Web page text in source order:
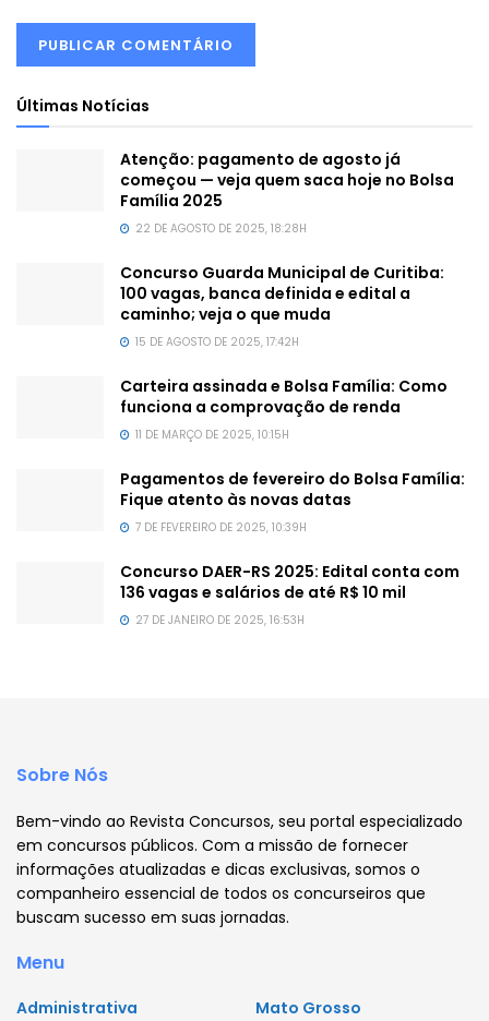
Últimas Notícias
Atenção: pagamento de agosto já
começou — veja quem saca hoje no Bolsa
Família 2025
22 DE AGOSTO DE 2025, 18:28H
Concurso Guarda Municipal de Curitiba:
100 vagas, banca definida e edital a
caminho; veja o que muda
15 DE AGOSTO DE 2025, 17:42H
Carteira assinada e Bolsa Família: Como
funciona a comprovação de renda
11 DE MARÇO DE 2025, 10:15H
Pagamentos de fevereiro do Bolsa Família:
Fique atento às novas datas
7 DE FEVEREIRO DE 2025, 10:39H
Concurso DAER-RS 2025: Edital conta com
136 vagas e salários de até R$ 10 mil
27 DE JANEIRO DE 2025, 16:53H
Sobre Nós
Bem-vindo ao Revista Concursos, seu portal especializado
em concursos públicos. Com a missão de fornecer
informações atualizadas e dicas exclusivas, somos o
companheiro essencial de todos os concurseiros que
buscam sucesso em suas jornadas.
Menu
Administrativa
Mato Grosso